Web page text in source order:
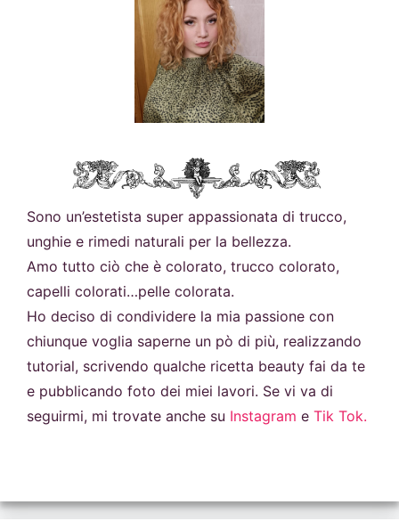
Sono un’estetista super appassionata di trucco,
unghie e rimedi naturali per la bellezza.
Amo tutto ciò che è colorato, trucco colorato,
capelli colorati…pelle colorata.
Ho deciso di condividere la mia passione con
chiunque voglia saperne un pò di più, realizzando
tutorial, scrivendo qualche ricetta beauty fai da te
e pubblicando foto dei miei lavori. Se vi va di
seguirmi, mi trovate anche su Instagram e Tik Tok.